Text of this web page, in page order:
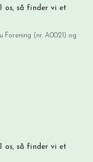
os, så finder vi et
Forening (nr. A0021) og
os, så finder vi et